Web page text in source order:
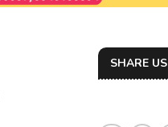
SHARE US